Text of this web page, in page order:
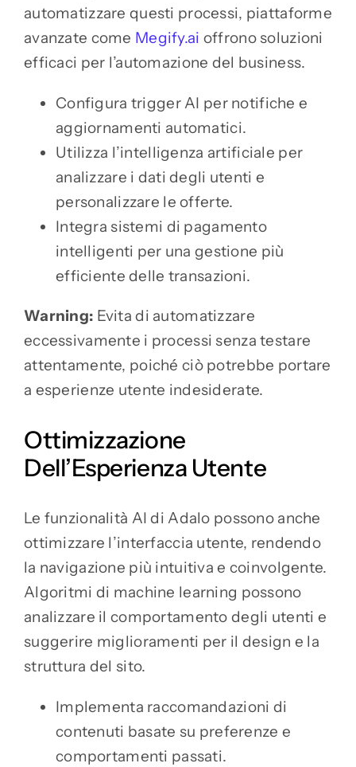
automatizzare questi processi, piattaforme
avanzate come Megify.ai offrono soluzioni
efficaci per l’automazione del business.
Configura trigger AI per notifiche e
aggiornamenti automatici.
Utilizza l’intelligenza artificiale per
analizzare i dati degli utenti e
personalizzare le offerte.
Integra sistemi di pagamento
intelligenti per una gestione più
efficiente delle transazioni.
Warning: Evita di automatizzare
eccessivamente i processi senza testare
attentamente, poiché ciò potrebbe portare
a esperienze utente indesiderate.
Ottimizzazione
Dell’Esperienza Utente
Le funzionalità AI di Adalo possono anche
ottimizzare l’interfaccia utente, rendendo
la navigazione più intuitiva e coinvolgente.
Algoritmi di machine learning possono
analizzare il comportamento degli utenti e
suggerire miglioramenti per il design e la
struttura del sito.
Implementa raccomandazioni di
contenuti basate su preferenze e
comportamenti passati.